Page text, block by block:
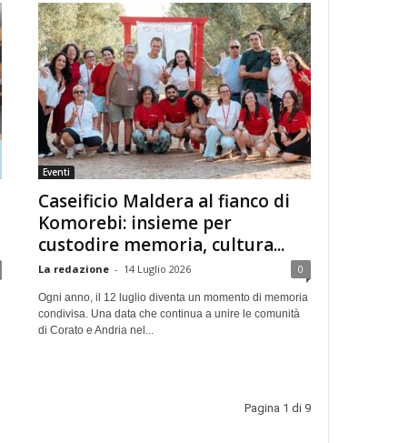
Eventi
Caseificio Maldera al fianco di
Komorebi: insieme per
custodire memoria, cultura...
La redazione - 14 Luglio 2026 0
Ogni anno, il 12 luglio diventa un momento di memoria
condivisa. Una data che continua a unire le comunità
di Corato e Andria nel...
Pagina 1 di 9